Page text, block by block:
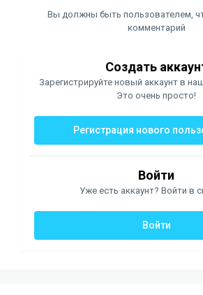
Вы должны быть пользователем,
комментарий
Создать
Зарегистрируйте новый аккаунт в
Это очень просто!
Регистрация нового
Войти
Уже есть аккаунт? Войти в
Войти